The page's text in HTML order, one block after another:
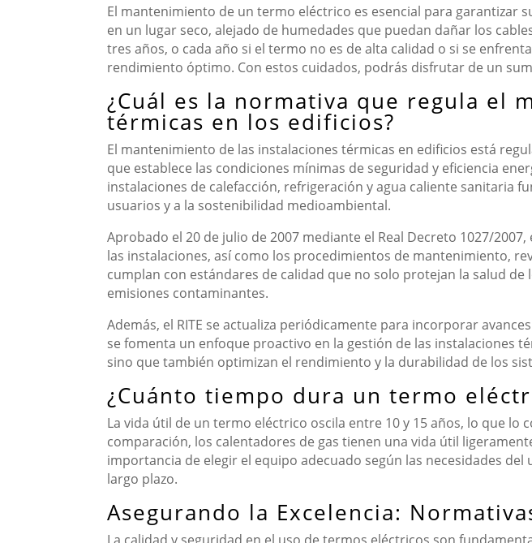
El mantenimiento de un termo eléctrico es esencial para garantizar
en un lugar seco, alejado de humedades que puedan dañar los
tres años, o cada año si el termo no es de alta calidad o si se
rendimiento óptimo. Con estos cuidados, podrás disfrutar de un
¿Cuál es la normativa que regula el
térmicas en los edificios?
El mantenimiento de las instalaciones térmicas en edificios está
que establece las condiciones mínimas de seguridad y eficiencia
instalaciones de calefacción, refrigeración y agua caliente sanitaria
usuarios y a la sostenibilidad medioambiental.
Aprobado el 20 de julio de 2007 mediante el Real Decreto 1027/
las instalaciones, así como los procedimientos de mantenimiento,
cumplan con estándares de calidad que no solo protejan la salud
emisiones contaminantes.
Además, el RITE se actualiza periódicamente para incorporar
se fomenta un enfoque proactivo en la gestión de las instalaciones
sino que también optimizan el rendimiento y la durabilidad de los
¿Cuánto tiempo dura un termo
La vida útil de un termo eléctrico oscila entre 10 y 15 años, lo que
comparación, los calentadores de gas tienen una vida útil
importancia de elegir el equipo adecuado según las necesidades
largo plazo.
Asegurando la Excelencia: